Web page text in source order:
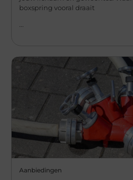
boxspring vooral draait
...
Aanbiedingen